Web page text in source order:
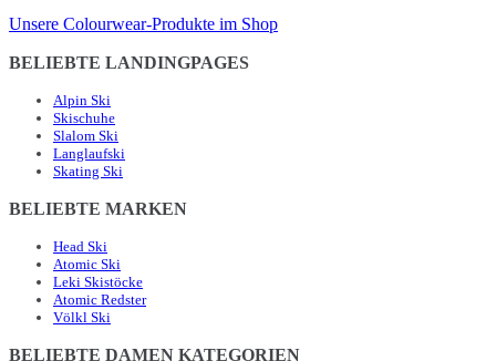
Unsere Colourwear-Produkte im Shop
BELIEBTE LANDINGPAGES
Alpin Ski
Skischuhe
Slalom Ski
Langlaufski
Skating Ski
BELIEBTE MARKEN
Head Ski
Atomic Ski
Leki Skistöcke
Atomic Redster
Völkl Ski
BELIEBTE DAMEN KATEGORIEN